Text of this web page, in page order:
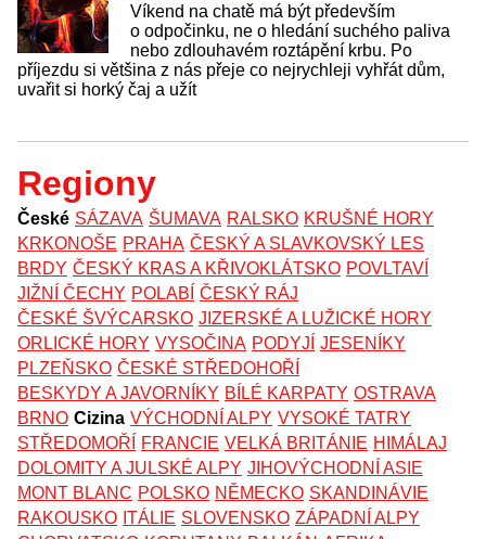
Víkend na chatě má být především
o odpočinku, ne o hledání suchého paliva
nebo zdlouhavém roztápění krbu. Po
příjezdu si většina z nás přeje co nejrychleji vyhřát dům,
uvařit si horký čaj a užít
Regiony
České SÁZAVA ŠUMAVA RALSKO KRUŠNÉ HORY
KRKONOŠE PRAHA ČESKÝ A SLAVKOVSKÝ LES
BRDY ČESKÝ KRAS A KŘIVOKLÁTSKO POVLTAVÍ
JIŽNÍ ČECHY POLABÍ ČESKÝ RÁJ
ČESKÉ ŠVÝCARSKO JIZERSKÉ A LUŽICKÉ HORY
ORLICKÉ HORY VYSOČINA PODYJÍ JESENÍKY
PLZEŇSKO ČESKÉ STŘEDOHOŘÍ
BESKYDY A JAVORNÍKY BÍLÉ KARPATY OSTRAVA
BRNO Cizina VÝCHODNÍ ALPY VYSOKÉ TATRY
STŘEDOMOŘÍ
FRANCIE VELKÁ BRITÁNIE HIMÁLAJ
DOLOMITY A JULSKÉ ALPY JIHOVÝCHODNÍ ASIE
MONT BLANC POLSKO NĚMECKO SKANDINÁVIE
RAKOUSKO ITÁLIE SLOVENSKO ZÁPADNÍ ALPY